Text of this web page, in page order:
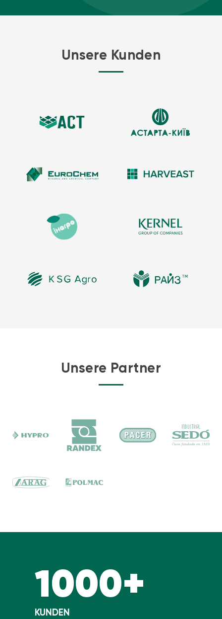
Unsere Kunden
Unsere Partner
1000+
KUNDEN